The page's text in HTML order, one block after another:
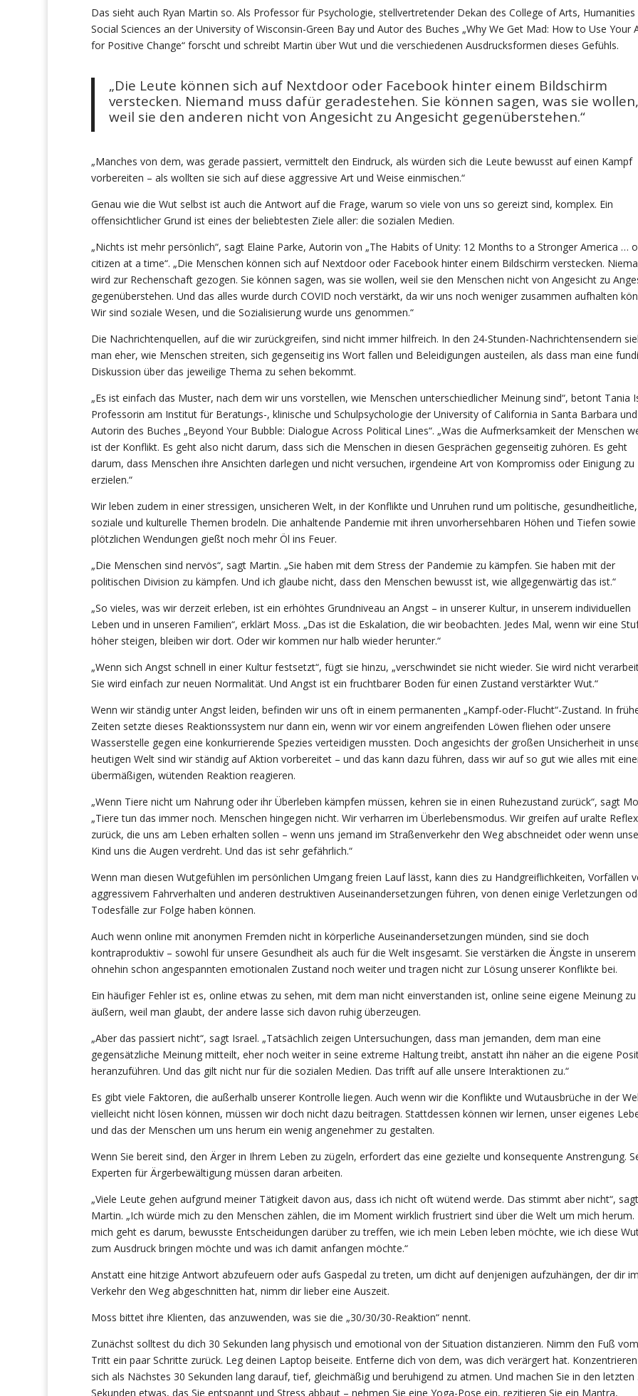
Das sieht auch Ryan Martin so. Als Professor für Psychologie, stellvertretender Dekan des College of Arts, Humanities
Social Sciences an der University of Wisconsin-Green Bay und Autor des Buches „Why We Get Mad: How to Use Your
for Positive Change“ forscht und schreibt Martin über Wut und die verschiedenen Ausdrucksformen dieses Gefühls.
„Die Leute können sich auf Nextdoor oder Facebook hinter einem Bildschirm
verstecken. Niemand muss dafür geradestehen. Sie können sagen, was sie wollen,
weil sie den anderen nicht von Angesicht zu Angesicht gegenüberstehen.“
„Manches von dem, was gerade passiert, vermittelt den Eindruck, als würden sich die Leute bewusst auf einen Kampf
vorbereiten – als wollten sie sich auf diese aggressive Art und Weise einmischen.“
Genau wie die Wut selbst ist auch die Antwort auf die Frage, warum so viele von uns so gereizt sind, komplex. Ein
offensichtlicher Grund ist eines der beliebtesten Ziele aller: die sozialen Medien.
„Nichts ist mehr persönlich“, sagt Elaine Parke, Autorin von „The Habits of Unity: 12 Months to a Stronger America …
citizen at a time“. „Die Menschen können sich auf Nextdoor oder Facebook hinter einem Bildschirm verstecken.
wird zur Rechenschaft gezogen. Sie können sagen, was sie wollen, weil sie den Menschen nicht von Angesicht zu
gegenüberstehen. Und das alles wurde durch COVID noch verstärkt, da wir uns noch weniger zusammen aufhalten
Wir sind soziale Wesen, und die Sozialisierung wurde uns genommen.“
Die Nachrichtenquellen, auf die wir zurückgreifen, sind nicht immer hilfreich. In den 24-Stunden-Nachrichtensendern
man eher, wie Menschen streiten, sich gegenseitig ins Wort fallen und Beleidigungen austeilen, als dass man eine
Diskussion über das jeweilige Thema zu sehen bekommt.
„Es ist einfach das Muster, nach dem wir uns vorstellen, wie Menschen unterschiedlicher Meinung sind“, betont Tania
Professorin am Institut für Beratungs-, klinische und Schulpsychologie der University of California in Santa Barbara und
Autorin des Buches „Beyond Your Bubble: Dialogue Across Political Lines“. „Was die Aufmerksamkeit der Menschen
ist der Konflikt. Es geht also nicht darum, dass sich die Menschen in diesen Gesprächen gegenseitig zuhören. Es geht
darum, dass Menschen ihre Ansichten darlegen und nicht versuchen, irgendeine Art von Kompromiss oder Einigung zu
erzielen.“
Wir leben zudem in einer stressigen, unsicheren Welt, in der Konflikte und Unruhen rund um politische, gesundheitliche,
soziale und kulturelle Themen brodeln. Die anhaltende Pandemie mit ihren unvorhersehbaren Höhen und Tiefen sowie
plötzlichen Wendungen gießt noch mehr Öl ins Feuer.
„Die Menschen sind nervös“, sagt Martin. „Sie haben mit dem Stress der Pandemie zu kämpfen. Sie haben mit der
politischen Division zu kämpfen. Und ich glaube nicht, dass den Menschen bewusst ist, wie allgegenwärtig das ist.“
„So vieles, was wir derzeit erleben, ist ein erhöhtes Grundniveau an Angst – in unserer Kultur, in unserem individuellen
Leben und in unseren Familien“, erklärt Moss. „Das ist die Eskalation, die wir beobachten. Jedes Mal, wenn wir eine
höher steigen, bleiben wir dort. Oder wir kommen nur halb wieder herunter.“
„Wenn sich Angst schnell in einer Kultur festsetzt“, fügt sie hinzu, „verschwindet sie nicht wieder. Sie wird nicht
Sie wird einfach zur neuen Normalität. Und Angst ist ein fruchtbarer Boden für einen Zustand verstärkter Wut.“
Wenn wir ständig unter Angst leiden, befinden wir uns oft in einem permanenten „Kampf-oder-Flucht“-Zustand. In
Zeiten setzte dieses Reaktionssystem nur dann ein, wenn wir vor einem angreifenden Löwen fliehen oder unsere
Wasserstelle gegen eine konkurrierende Spezies verteidigen mussten. Doch angesichts der großen Unsicherheit in
heutigen Welt sind wir ständig auf Aktion vorbereitet – und das kann dazu führen, dass wir auf so gut wie alles mit
übermäßigen, wütenden Reaktion reagieren.
„Wenn Tiere nicht um Nahrung oder ihr Überleben kämpfen müssen, kehren sie in einen Ruhezustand zurück“, sagt
„Tiere tun das immer noch. Menschen hingegen nicht. Wir verharren im Überlebensmodus. Wir greifen auf uralte
zurück, die uns am Leben erhalten sollen – wenn uns jemand im Straßenverkehr den Weg abschneidet oder wenn
Kind uns die Augen verdreht. Und das ist sehr gefährlich.“
Wenn man diesen Wutgefühlen im persönlichen Umgang freien Lauf lässt, kann dies zu Handgreiflichkeiten, Vorfällen
aggressivem Fahrverhalten und anderen destruktiven Auseinandersetzungen führen, von denen einige Verletzungen
Todesfälle zur Folge haben können.
Auch wenn online mit anonymen Fremden nicht in körperliche Auseinandersetzungen münden, sind sie doch
kontraproduktiv – sowohl für unsere Gesundheit als auch für die Welt insgesamt. Sie verstärken die Ängste in unserem
ohnehin schon angespannten emotionalen Zustand noch weiter und tragen nicht zur Lösung unserer Konflikte bei.
Ein häufiger Fehler ist es, online etwas zu sehen, mit dem man nicht einverstanden ist, online seine eigene Meinung zu
äußern, weil man glaubt, der andere lasse sich davon ruhig überzeugen.
„Aber das passiert nicht“, sagt Israel. „Tatsächlich zeigen Untersuchungen, dass man jemanden, dem man eine
gegensätzliche Meinung mitteilt, eher noch weiter in seine extreme Haltung treibt, anstatt ihn näher an die eigene
heranzuführen. Und das gilt nicht nur für die sozialen Medien. Das trifft auf alle unsere Interaktionen zu.“
Es gibt viele Faktoren, die außerhalb unserer Kontrolle liegen. Auch wenn wir die Konflikte und Wutausbrüche in der
vielleicht nicht lösen können, müssen wir doch nicht dazu beitragen. Stattdessen können wir lernen, unser eigenes
und das der Menschen um uns herum ein wenig angenehmer zu gestalten.
Wenn Sie bereit sind, den Ärger in Ihrem Leben zu zügeln, erfordert das eine gezielte und konsequente Anstrengung.
Experten für Ärgerbewältigung müssen daran arbeiten.
„Viele Leute gehen aufgrund meiner Tätigkeit davon aus, dass ich nicht oft wütend werde. Das stimmt aber nicht“, sagt
Martin. „Ich würde mich zu den Menschen zählen, die im Moment wirklich frustriert sind über die Welt um mich herum.
mich geht es darum, bewusste Entscheidungen darüber zu treffen, wie ich mein Leben leben möchte, wie ich diese
zum Ausdruck bringen möchte und was ich damit anfangen möchte.“
Anstatt eine hitzige Antwort abzufeuern oder aufs Gaspedal zu treten, um dicht auf denjenigen aufzuhängen, der dir im
Verkehr den Weg abgeschnitten hat, nimm dir lieber eine Auszeit.
Moss bittet ihre Klienten, das anzuwenden, was sie die „30/30/30-Reaktion“ nennt.
Zunächst solltest du dich 30 Sekunden lang physisch und emotional von der Situation distanzieren. Nimm den Fuß
Tritt ein paar Schritte zurück. Leg deinen Laptop beiseite. Entferne dich von dem, was dich verärgert hat. Konzentrieren
sich als Nächstes 30 Sekunden lang darauf, tief, gleichmäßig und beruhigend zu atmen. Und machen Sie in den letzten
Sekunden etwas, das Sie entspannt und Stress abbaut – nehmen Sie eine Yoga-Pose ein, rezitieren Sie ein Mantra,